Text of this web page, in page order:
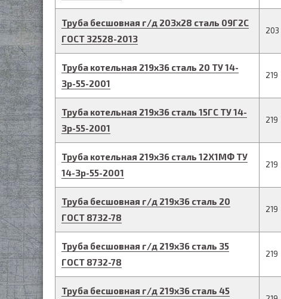
Труба бесшовная г/д 203х28 сталь 09Г2С
ГОСТ 32528-2013
203
Труба котельная 219х36 сталь 20 ТУ 14-
3р-55-2001
219
Труба котельная 219х36 сталь 15ГС ТУ 14-
3р-55-2001
219
Труба котельная 219х36 сталь 12Х1МФ ТУ
14-3р-55-2001
219
Труба бесшовная г/д 219х36 сталь 20
ГОСТ 8732-78
219
Труба бесшовная г/д 219х36 сталь 35
ГОСТ 8732-78
219
Труба бесшовная г/д 219х36 сталь 45